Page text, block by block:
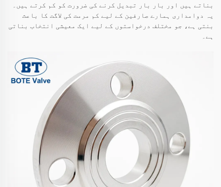
بناتے ہیں اور بار بار تبدیل کرنے کی ضرورت کو کم کرتے ہیں۔
یہ دوامداری ہمارے صارفین کے لیے کم مرمت کی لاگت کا باعث
بنتی ہے، جو مختلف درخواستوں کے لیے ایک معیشی انتخاب بناتی
ہے۔